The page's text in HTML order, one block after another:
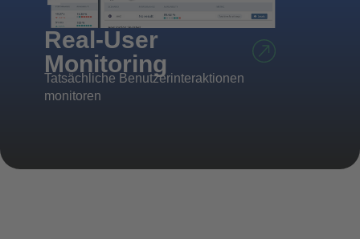
Real-User
Monitoring
Tatsächliche Benutzerinteraktionen
monitoren